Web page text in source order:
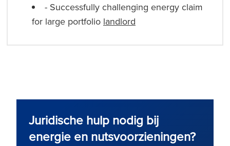
- Successfully challenging energy claim
for large portfolio landlord
Juridische hulp nodig bij
energie en nutsvoorzieningen?